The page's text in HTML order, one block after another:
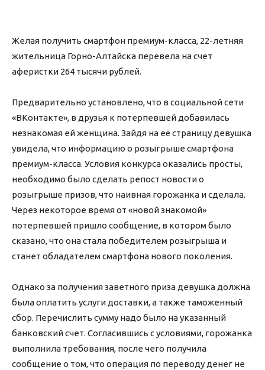
Желая получить смартфон премиум-класса, 22-летняя
жительница Горно-Алтайска перевела на счет
аферистки 264 тысячи рублей.
Предварительно установлено, что в социальной сети
«ВКонтакте», в друзья к потерпевшей добавилась
незнакомая ей женщина. Зайдя на её страницу девушка
увидела, что информацию о розыгрыше смартфона
премиум-класса. Условия конкурса оказались просты,
необходимо было сделать репост новости о
розыгрыше призов, что наивная горожанка и сделала.
Через некоторое время от «новой знакомой»
потерпевшей пришло сообщение, в котором было
сказано, что она стала победителем розыгрыша и
станет обладателем смартфона нового поколения.
Однако за получения заветного приза девушка должна
была оплатить услуги доставки, а также таможенный
сбор. Перечислить сумму надо было на указанный
банковский счет. Согласившись с условиями, горожанка
выполнила требования, после чего получила
сообщение о том, что операция по переводу денег не